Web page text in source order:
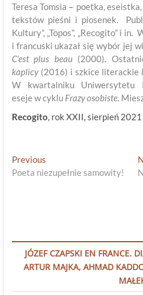
Teresa Tomsia – poetka,
tekstów pieśni i piosenek.
Kultury”, „Topos”, „Recogito” i
i francuski ukazał się wybór jej
C’est plus beau(2000).
kaplicy(2016) i szkice literackie
W kwartalniku Uniwersytetu
eseje w cyklu Frazy osobiste.
Recogito, rok XXII, sierpień 2021
Nawigacja
wpisu
PreviousPrevious
post:
Poeta niezupełnie samowity!
JÓZEF CZAPSKI EN FRANCE.
ARTUR MAJKA, AHMAD